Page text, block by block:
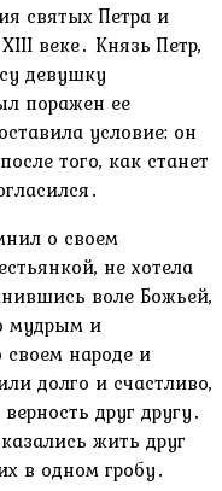
святых Петра и
веке․ Князь Петр,
девушку
поражен ее
условие: он
того, как станет
о своем
не хотела
воле Божьей,
мудрым и
народе и
долго и счастливо,
друг другу․
жить друг
в одном гробу․